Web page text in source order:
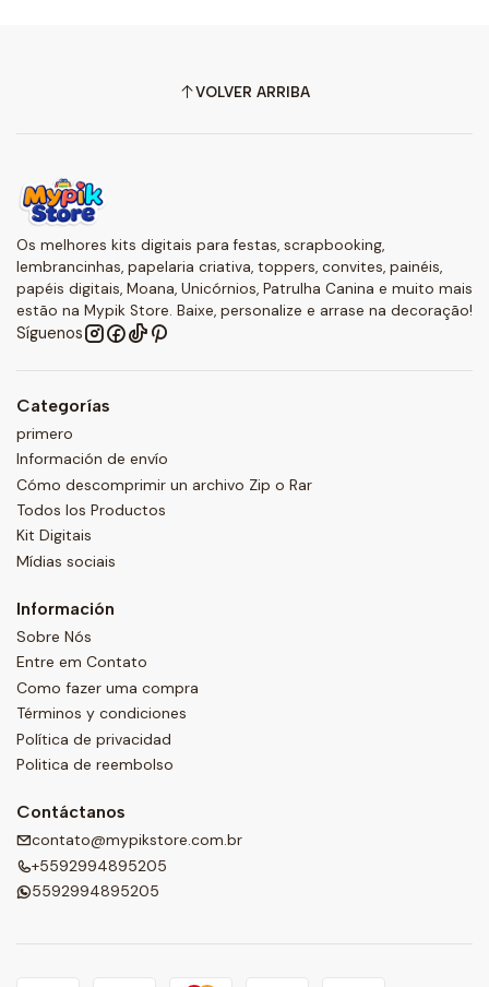
VOLVER ARRIBA
Os melhores kits digitais para festas, scrapbooking,
lembrancinhas, papelaria criativa, toppers, convites, painéis,
papéis digitais, Moana, Unicórnios, Patrulha Canina e muito mais
estão na Mypik Store. Baixe, personalize e arrase na decoração!
Síguenos
Categorías
primero
Información de envío
Cómo descomprimir un archivo Zip o Rar
Todos los Productos
Kit Digitais
Mídias sociais
Información
Sobre Nós
Entre em Contato
Como fazer uma compra
Términos y condiciones
Política de privacidad
Politica de reembolso
Contáctanos
contato@mypikstore.com.br
+5592994895205
5592994895205